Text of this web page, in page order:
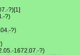
?)[1]
?)
?)
1672.07.-?)